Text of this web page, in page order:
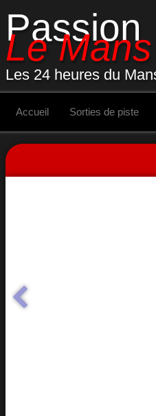
Passion
Le Mans
Les 24 heures du
Accueil Sorties de piste